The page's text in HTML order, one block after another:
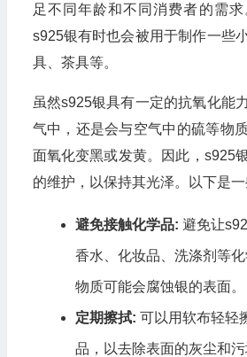
足不同年龄和不同消费者的需求
s925银有时也会被用于制作一些
具、茶具等。
虽然s925银具有一定的抗氧化能
气中，还是会与空气中的硫等物
面氧化变黑或发黄。因此，s925
的维护，以保持其光泽。以下是一
避免接触化学品: 避免让
香水、化妆品、洗涤剂等
物质可能会腐蚀银的表面。
定期擦拭: 可以用软布轻轻
品，以去除表面的灰尘和污